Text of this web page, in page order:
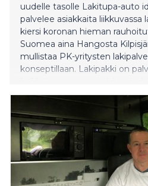
uudelle tasolle Lakitupa-auto
palvelee asiakkaita liikkuvassa
kiersi koronan hieman
Suomea aina Hangosta
mullistaa PK-yritysten
konseptillaan. Lakipakki on
päivähintaan. Mukana on
lakikirjasto, josta löytyy
VisionLaw:n omalla
etäneuvottelu, mutta ennen
kiinteähintainen lakimiesapu